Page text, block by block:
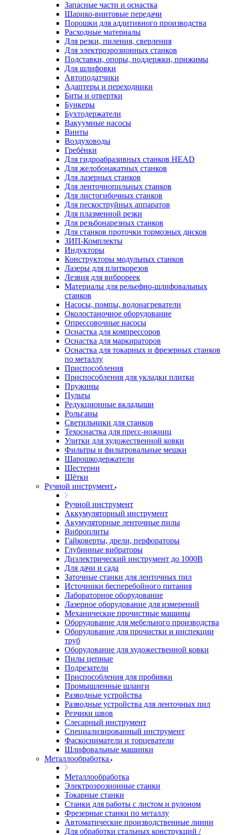
Запасные части и оснастка
Шарико-винтовые передачи
Порошки для аддитивного производства
Расходные материалы
Для резки, пиления, сверления
Для электроэрозионных станков
Подставки, опоры, поддержки, прижимы
Для шлифовки
Автоподатчики
Адаптеры и переходники
Биты и отвертки
Бункеры
Бухтодержатели
Вакуумные насосы
Винты
Воздуховоды
Гребёнки
Для гидроабразивных станков HEAD
Для желобонакатных станков
Для лазерных станков
Для ленточнопильных станков
Для листогибочных станков
Для пескоструйных аппаратов
Для плазменной резки
Для резьбонарезных станков
Для станков проточки тормозных дисков
ЗИП-Комплекты
Индукторы
Конструкторы модульных станков
Лазеры для плиткорезов
Лезвия для виброреек
Материалы для рельефно-шлифовальных
станков
Насосы, помпы, водонагреватели
Околостаночное оборудование
Опрессовочные насосы
Оснастка для компрессоров
Оснастка для маркираторов
Оснастка для токарных и фрезерных станков
по металлу
Приспособления
Приспособления для укладки плитки
Пружины
Пульты
Редукционные вкладыши
Рольганы
Светильники для станков
Техоснастка для пресс-ножниц
Улитки для художественной ковки
Фильтры и фильтровальные мешки
Шарошкодержатели
Шестерни
Щётки
Ручной инструмент
Ручной инструмент
Аккумуляторный инструмент
Акумуляторные ленточные пилы
Виброплиты
Гайковерты, дрели, перфораторы
Глубинные вибраторы
Диэлектрический инструмент до 1000В
Для дачи и сада
Заточные станки для ленточных пил
Источники бесперебойного питания
Лабораторное оборудование
Лазерное оборудование для измерений
Механические прочистные машины
Оборудование для мебельного производства
Оборудование для прочистки и инспекции
труб
Оборудование для художественной ковки
Пилы цепные
Подрезатели
Приспособления для пробивки
Промышленные шланги
Разводные устройства
Разводные устройства для ленточных пил
Резчики швов
Слесарный инструмент
Специализированный инструмент
Фаскосниматели и торцеватели
Шлифовальные машинки
Металлообработка
Металлообработка
Электроэрозионные станки
Токарные станки
Станки для работы с листом и рулоном
Фрезерные станки по металлу
Автоматические производственные линии
Для обработки стальных конструкций /